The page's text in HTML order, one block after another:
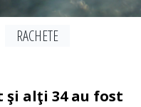
RACHETE
alţi 34 au fost